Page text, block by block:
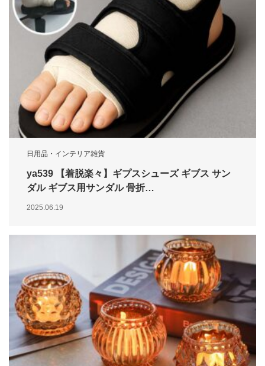
日用品・インテリア雑貨
ya539 【着脱楽々】ギプスシューズ ギブス サン
ダル ギブス用サンダル 骨折…
2025.06.19